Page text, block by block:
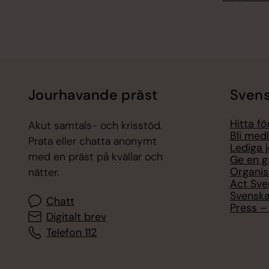
Jourhavande präst
Akut samtals- och krisstöd.
Prata eller chatta anonymt
med en präst på kvällar och
nätter.
Chatt
Digitalt brev
Telefon 112
Hitta
Bli
Lediga
Ge en
Act
Press